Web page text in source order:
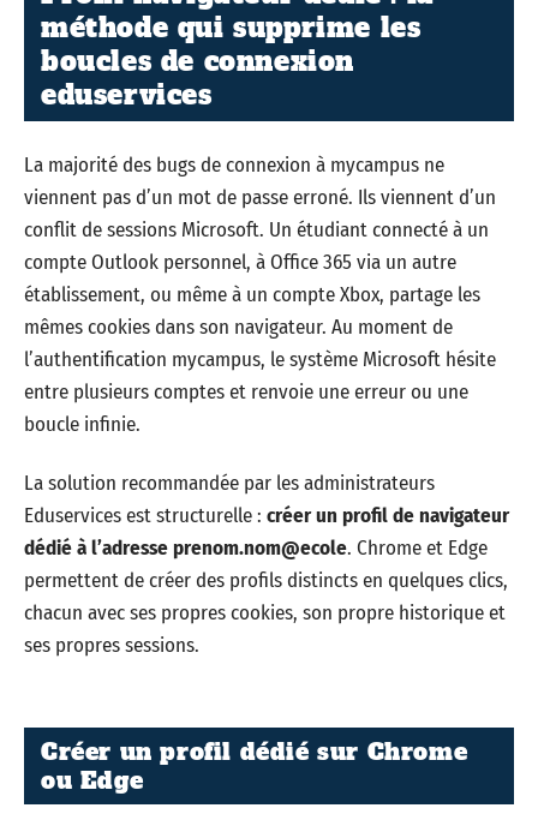
méthode qui supprime les
boucles de connexion
eduservices
La majorité des bugs de connexion à mycampus ne
viennent pas d’un mot de passe erroné. Ils viennent d’un
conflit de sessions Microsoft. Un étudiant connecté à un
compte Outlook personnel, à Office 365 via un autre
établissement, ou même à un compte Xbox, partage les
mêmes cookies dans son navigateur. Au moment de
l’authentification mycampus, le système Microsoft hésite
entre plusieurs comptes et renvoie une erreur ou une
boucle infinie.
La solution recommandée par les administrateurs
Eduservices est structurelle : créer un profil de navigateur
dédié à l’adresse prenom.nom@ecole. Chrome et Edge
permettent de créer des profils distincts en quelques clics,
chacun avec ses propres cookies, son propre historique et
ses propres sessions.
Créer un profil dédié sur Chrome
ou Edge